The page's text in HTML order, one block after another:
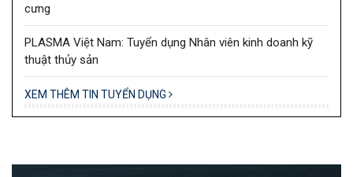
cưng
PLASMA Việt Nam: Tuyển dụng Nhân viên kinh doanh kỹ
thuật thủy sản
XEM THÊM TIN TUYỂN DỤNG